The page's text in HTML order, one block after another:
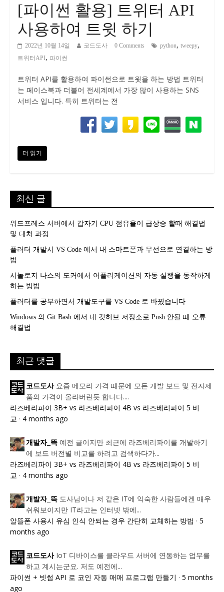
[파이썬 활용] 트위터 API
사용하여 트윗 하기
2022년 10월 14일 코드도사 0 Comments python, tweepy,
트위터API, 파이썬
트위터 API를 활용하여 파이썬으로 트윗을 하는 방법 트위터
는 페이스북과 더불어 전세계에서 가장 많이 사용하는 SNS
서비스 입니다. 특히 트위터는 전
더 읽기
최신 글
워드프레스 서버에서 갑자기 CPU 점유율이 급상승 할때 해결법
및 대처 과정
플러터 개발시 VS Code 에서 내 스마트폰과 무선으로 연결하는 방
법
시놀로지 나스의 도커에서 어플리케이션의 자동 실행을 동작하게
하는 방법
플러터를 공부하면서 개발도구를 VS Code 로 바꿨습니다
Windows 의 Git Bash 에서 내 깃허브 저장소로 Push 안될 때 오류
해결법
최근 댓글
코드도사 요즘 메모리 가격 때문에 모든 개발 보드 및 전자제
품의 가격이 올라버린듯 합니다....
라즈베리파이 3B+ vs 라즈베리파이 4B vs 라즈베리파이 5 비
교 · 4 months ago
개발자_뜩 예전 글이지만 최근에 라즈베리파이를 개발하기
에 보드 버전별 비교를 하려고 검색하다가...
라즈베리파이 3B+ vs 라즈베리파이 4B vs 라즈베리파이 5 비
교 · 4 months ago
개발자_뜩 도사님이나 저 같은 IT에 익숙한 사람들에겐 매우
쉬워보이지만 IT라고는 인터넷 밖에...
알뜰폰 사용시 유심 인식 안되는 경우 간단히 교체하는 방법 · 5
months ago
코드도사 IoT 디바이스를 클라우드 서버에 연동하는 업무를
하고 계시는군요. 저도 예전에...
파이썬 + 빗썸 API 로 코인 자동 매매 프로그램 만들기 · 5 months
ago